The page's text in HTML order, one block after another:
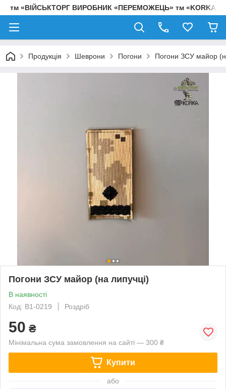
тм «ВІЙСЬКТОРГ ВИРОБНИК «ПЕРЕМОЖЕЦЬ» тм «KORKA»
Продукція Шеврони Погони Погони ЗСУ майор
Погони ЗСУ майор (на липучці)
В наявності
Код: В1-0219
Роздріб
50 ₴
Мінімальна сума замовлення на сайті — 300 ₴
Купити
або